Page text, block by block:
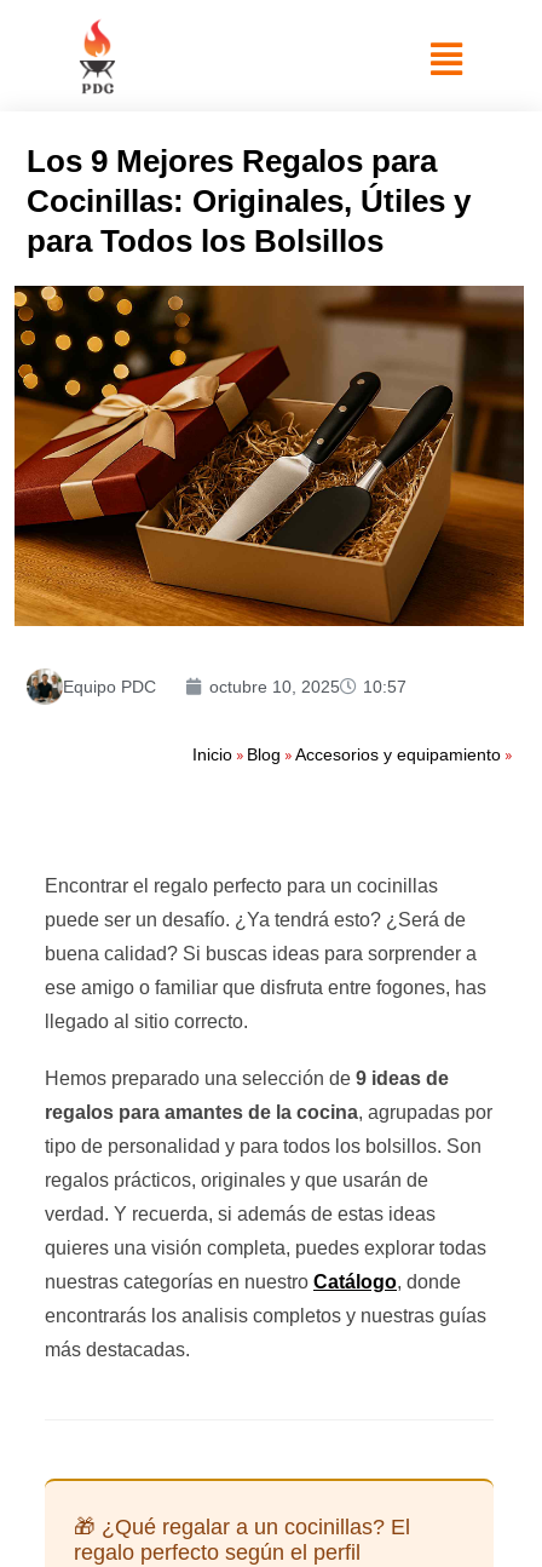
Los 9 Mejores Regalos para
Cocinillas: Originales, Útiles y
para Todos los Bolsillos
Equipo PDC octubre 10, 2025 10:57
Inicio » Blog » Accesorios y equipamiento »
Encontrar el regalo perfecto para un cocinillas
puede ser un desafío. ¿Ya tendrá esto? ¿Será de
buena calidad? Si buscas ideas para sorprender a
ese amigo o familiar que disfruta entre fogones, has
llegado al sitio correcto.
Hemos preparado una selección de 9 ideas de
regalos para amantes de la cocina, agrupadas por
tipo de personalidad y para todos los bolsillos. Son
regalos prácticos, originales y que usarán de
verdad. Y recuerda, si además de estas ideas
quieres una visión completa, puedes explorar todas
nuestras categorías en nuestro Catálogo, donde
encontrarás los analisis completos y nuestras guías
más destacadas.
🎁 ¿Qué regalar a un cocinillas? El
regalo perfecto según el perfil